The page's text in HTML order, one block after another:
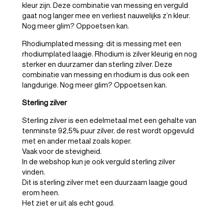
kleur zijn. Deze combinatie van messing en verguld
gaat nog langer mee en verliest nauwelijks z’n kleur.
Nog meer glim? Oppoetsen kan.
Rhodiumplated messing: dit is messing met een
rhodiumplated laagje. Rhodium is zilver kleurig en nog
sterker en duurzamer dan sterling zilver. Deze
combinatie van messing en rhodium is dus ook een
langdurige. Nog meer glim? Oppoetsen kan.
Sterling zilver
Sterling zilver is een edelmetaal met een gehalte van
tenminste 92,5% puur zilver, de rest wordt opgevuld
met en ander metaal zoals koper.
Vaak voor de stevigheid.
In de webshop kun je ook verguld sterling zilver
vinden.
Dit is sterling zilver met een duurzaam laagje goud
erom heen.
Het ziet er uit als echt goud.